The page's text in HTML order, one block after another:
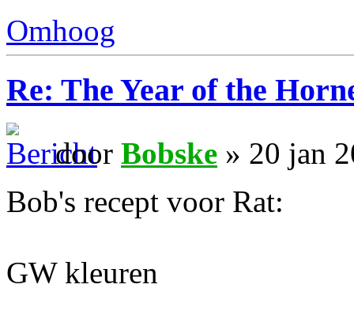
Omhoog
Re: The Year of the
door Bobske » 20 jan
Bob's recept voor Rat:
GW kleuren